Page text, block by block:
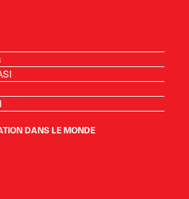
DANS LE MONDE